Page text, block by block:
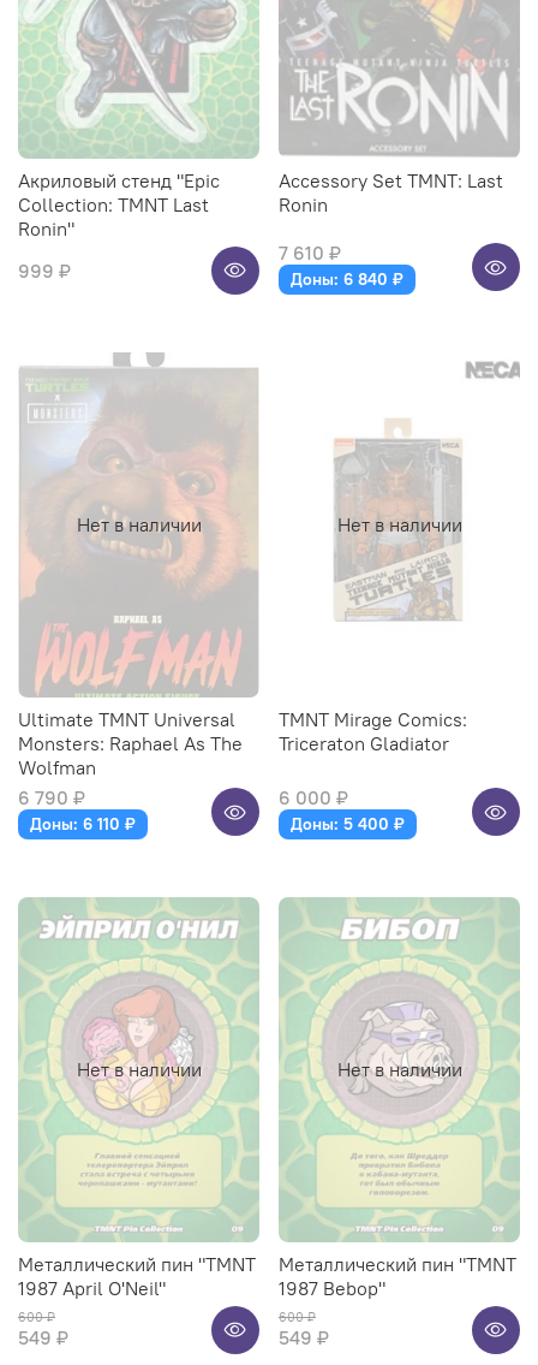
Акриловый стенд "Epic
Collection: TMNT Last
Ronin"
999 ₽
Accessory Set TMNT: Last
Ronin
7 610 ₽
Доны: 6 840 ₽
Нет в наличии
Ultimate TMNT Universal
Monsters: Raphael As The
Wolfman
6 790 ₽
Доны: 6 110 ₽
Нет в наличии
TMNT Mirage Comics:
Triceraton Gladiator
6 000 ₽
Доны: 5 400 ₽
Нет в наличии
Металлический пин "TMNT
1987 April O'Neil"
600 ₽
549 ₽
Нет в наличии
Металлический пин "TMNT
1987 Bebop"
600 ₽
549 ₽